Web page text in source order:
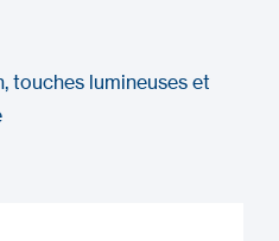
touches lumineuses et